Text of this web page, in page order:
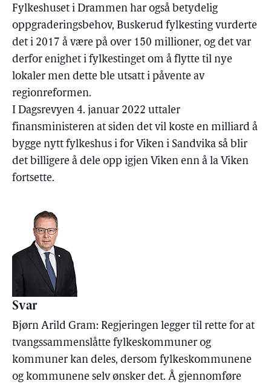
Fylkeshuset i Drammen har også betydelig
oppgraderingsbehov, Buskerud fylkesting vurderte
det i 2017 å være på over 150 millioner, og det var
derfor enighet i fylkestinget om å flytte til nye
lokaler men dette ble utsatt i påvente av
regionreformen.
I Dagsrevyen 4. januar 2022 uttaler
finansministeren at siden det vil koste en milliard å
bygge nytt fylkeshus i for Viken i Sandvika så blir
det billigere å dele opp igjen Viken enn å la Viken
fortsette.
Svar
Bjørn Arild Gram: Regjeringen legger til rette for at
tvangssammenslåtte fylkeskommuner og
kommuner kan deles, dersom fylkeskommunene
og kommunene selv ønsker det. Å gjennomføre